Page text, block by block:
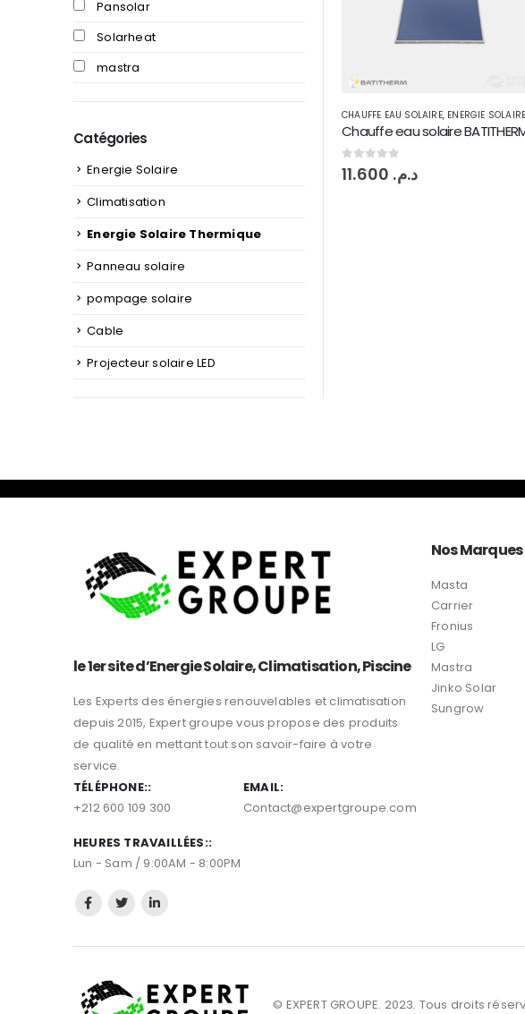
CHAUFFE EAU SOLAIRE, ENERGIE SOLAIRE
0sur 5 د.م.
Pansolar
Solarheat
mastra
Catégories
Energie Solaire
Climatisation
Energie Solaire Thermique
Panneau solaire
pompage solaire
Cable
Projecteur solaire LED
le 1er site d’Energie Solaire, Climatisation, Piscine
Les Experts des énergies renouvelables et climatisation
depuis 2015, Expert groupe vous propose des produits
de qualité en mettant tout son savoir-faire à votre
service.
TÉLÉPHONE::
+212 600 109 300
EMAIL:
Contact@expertgroupe.com
HEURES TRAVAILLÉES::
Lun - Sam / 9:00AM - 8:00PM
Nos Marques
Masta
Carrier
Fronius
LG
Mastra
Jinko Solar
Sungrow
© EXPERT GROUPE. 2023. Tous droits